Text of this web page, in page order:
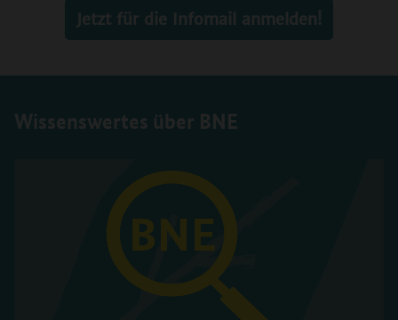
Jetzt für die Infomail anmelden!
Wissenswertes über BNE